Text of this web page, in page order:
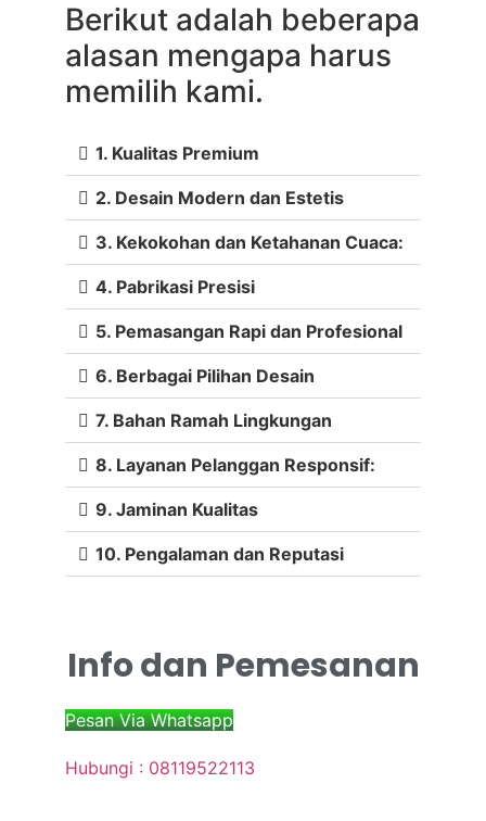
Berikut adalah beberapa
alasan mengapa harus
memilih kami.
1. Kualitas Premium
2. Desain Modern dan Estetis
3. Kekokohan dan Ketahanan Cuaca:
4. Pabrikasi Presisi
5. Pemasangan Rapi dan Profesional
6. Berbagai Pilihan Desain
7. Bahan Ramah Lingkungan
8. Layanan Pelanggan Responsif:
9. Jaminan Kualitas
10. Pengalaman dan Reputasi
Info dan Pemesanan
Pesan Via Whatsapp
Hubungi : 08119522113